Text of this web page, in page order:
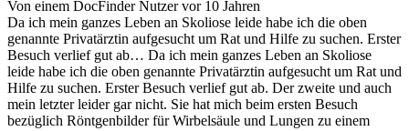
Von einem DocFinder Nutzervor 10 Jahren
Da ich mein ganzes Leben an Skoliose leide habe ich die oben
genannte Privatärztin aufgesucht um Rat und Hilfe zu suchen. Erster
Besuch verlief gut ab… Da ich mein ganzes Leben an Skoliose
leide habe ich die oben genannte Privatärztin aufgesucht um Rat und
Hilfe zu suchen. Erster Besuch verlief gut ab. Der zweite und auch
mein letzter leider gar nicht. Sie hat mich beim ersten Besuch
bezüglich Röntgenbilder für Wirbelsäule und Lungen zu einem